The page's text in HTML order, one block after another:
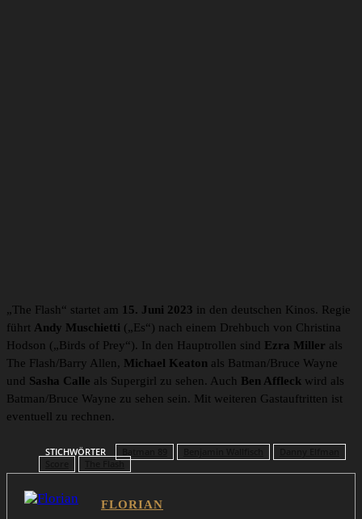
„The Flash“ startet am 15. Juni 2023 in den deutschen Kinos. Regie
führt Andy Muschietti („Es“) nach einem Drehbuch von Christina
Hodson („Birds of Prey“). In den Hauptrollen sind Ezra Miller als
The Flash/Barry Allen, Michael Keaton als Batman/Bruce Wayne
und Sasha Calle als Supergirl zu sehen. Auch Ben Affleck wird als
Batman/Bruce Wayne zu sehen sein. Mit weiteren Gastauftritten ist
eventuell zu rechnen.
STICHWÖRTER
The Flash
FLORIAN